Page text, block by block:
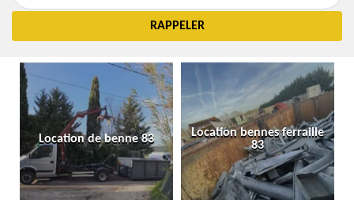
Location de benne 83
Location bennes ferraille
83